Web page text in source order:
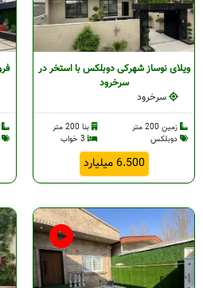
ویلای نوساز شهرکی دوبلکس با استخر در
سرخرود
سرخرود
زمین 200 متر
بنا 200 متر
دوبلکس
6.500 میلیارد